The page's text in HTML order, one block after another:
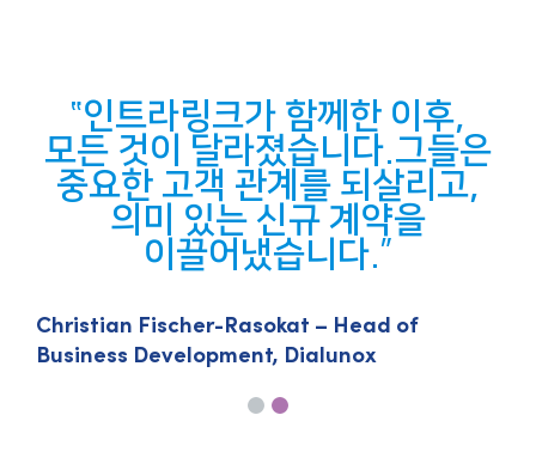
인트라링크가 함께한 이후,
모든 것이 달라졌습니다.그들은
중요한 고객 관계를 되살리고,
의미 있는 신규 계약을
이끌어냈습니다.
Christian Fischer-Rasokat – Head of
Business Development, Dialunox